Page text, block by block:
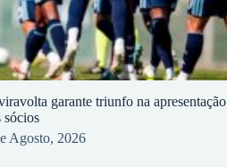
garante triunfo na apresentação
sócios
Agosto, 2026